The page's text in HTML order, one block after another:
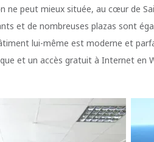
ne peut mieux située, au cœur de
et de nombreuses plazas sont
lui-même est moderne et
et un accès gratuit à Internet en